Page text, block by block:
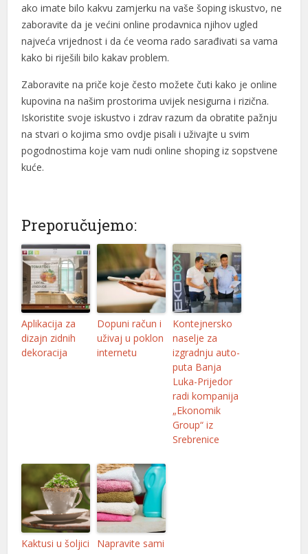
fiyat
mg
fiyatları
100 mg fiyat
mg
giriş
ako imate bilo kakvu zamjerku na vaše šoping iskustvo, ne
zaboravite da je većini online prodavnica njihov ugled
najveća vrijednost i da će veoma rado sarađivati sa vama
kako bi riješili bilo kakav problem.
Zaboravite na priče koje često možete čuti kako je online
kupovina na našim prostorima uvijek nesigurna i rizična.
Iskoristite svoje iskustvo i zdrav razum da obratite pažnju
na stvari o kojima smo ovdje pisali i uživajte u svim
pogodnostima koje vam nudi online shoping iz sopstvene
kuće.
Preporučujemo:
Aplikacija za
dizajn zidnih
dekoracija
Dopuni račun i
uživaj u poklon
internetu
Kontejnersko
naselje za
izgradnju auto-
puta Banja
Luka-Prijedor
radi kompanija
„Ekonomik
Group“ iz
Srebrenice
Kaktusi u šoljici
Napravite sami